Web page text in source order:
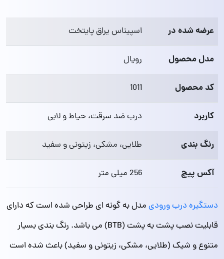
عرضه شده در اسپیناس یراق پایتخت
مدل محصول رویال
کد محصول 1011
کاربرد درب ضد سرقت، حیاط و لابی
رنگ بندی طلایی، مشکی، زیتونی و سفید
آکس پیچ 256 میلی متر
دستگیره درب ورودیمدل به گونه ای طراحی شده است که دارای
قابلیت نصب پشت به پشت (BTB) می باشد. رنگ بندی بسیار
متنوع و شیک (طلایی، مشکی، زیتونی و سفید) باعث شده است